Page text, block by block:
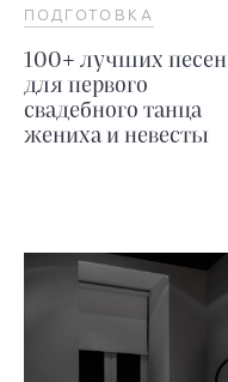
ПОДГОТОВКА
100+ лучших песен
для первого
свадебного танца
жениха и невесты